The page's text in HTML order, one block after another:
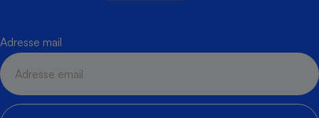
Adresse mail